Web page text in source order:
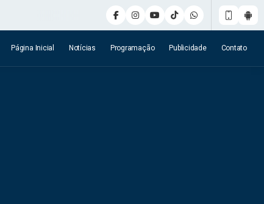
Página Inicial Notícias Programação Publicidade Contato